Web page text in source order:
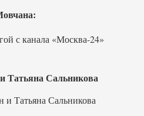
с канала «Москва-24»
Татьяна Сальникова